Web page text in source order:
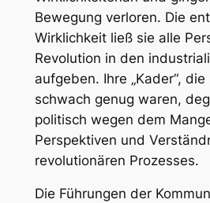
Bewegung verloren. Die
Wirklichkeit ließ sie alle
Revolution in den
aufgeben. Ihre „Kader“,
schwach genug waren,
politisch wegen dem
Perspektiven und
revolutionären Prozesses.
Die Führungen der